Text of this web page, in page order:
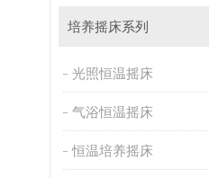
培养摇床系列
光照恒温摇床
气浴恒温摇床
恒温培养摇床